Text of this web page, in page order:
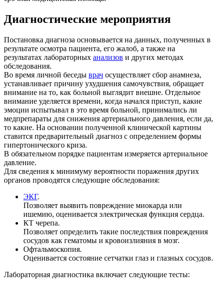
Диагностические мероприятия
Постановка диагноза основывается на данных, полученных в
результате осмотра пациента, его жалоб, а также на
результатах лабораторных анализов и других методах
обследования.
Во время личной беседы врач осуществляет сбор анамнеза,
устанавливает причину ухудшения самочувствия, обращает
внимание на то, как больной выглядит внешне. Отдельное
внимание уделяется времени, когда начался приступ, какие
эмоции испытывал в это время больной, принимались ли
медпрепараты для снижения артериального давления, если да,
то какие. На основании полученной клинической картины
ставится предварительный диагноз с определением формы
гипертонического криза.
В обязательном порядке пациентам измеряется артериальное
давление.
Для сведения к минимуму вероятности поражения других
органов проводятся следующие обследования:
ЭКГ.
Позволяет выявить повреждение миокарда или
ишемию, оценивается электрическая функция сердца.
КТ черепа.
Позволяет определить такие последствия повреждения
сосудов как гематомы и кровоизлияния в мозг.
Офтальмоскопия.
Оценивается состояние сетчатки глаз и глазных сосудов.
Лабораторная диагностика включает следующие тесты: